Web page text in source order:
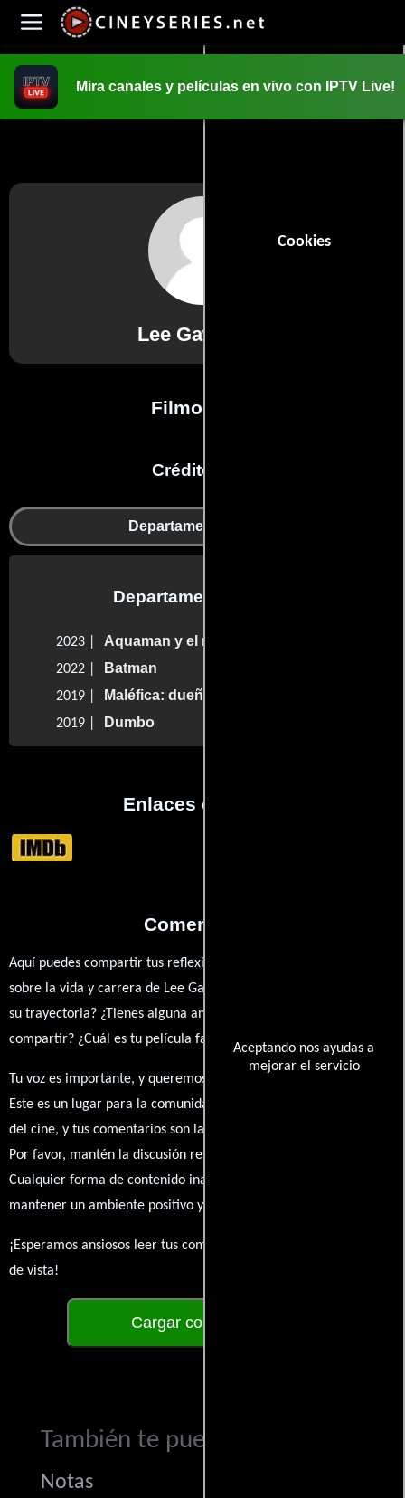
Cookies
Aceptando nos ayudas a
mejorar el servicio
Mira canales y películas en vivo con IPTV Live!
Lee Gawthrop
Filmografía
Créditos en:
Departamento de arte
Departamento de arte
2023 | Aquaman y el reino perdido
2022 | Batman
2019 | Maléfica: dueña del mal
2019 | Dumbo
Enlaces externos
Comentarios
Aquí puedes compartir tus reflexiones, anécdotas y opiniones
sobre la vida y carrera de Lee Gawthrop. ¿Qué te ha inspirado de
su trayectoria? ¿Tienes alguna anécdota personal que desees
compartir? ¿Cuál es tu película favorita en la que ha participado?
Tu voz es importante, y queremos escuchar tus pensamientos.
Este es un lugar para la comunidad de admiradores y amantes
del cine, y tus comentarios son la esencia de esta conversación.
Por favor, mantén la discusión respetuosa y constructiva.
Cualquier forma de contenido inapropiado será eliminado para
mantener un ambiente positivo y enriquecedor para todos.
¡Esperamos ansiosos leer tus comentarios y conocer tus puntos
de vista!
Cargar comentarios
También te puede interesar...
Notas